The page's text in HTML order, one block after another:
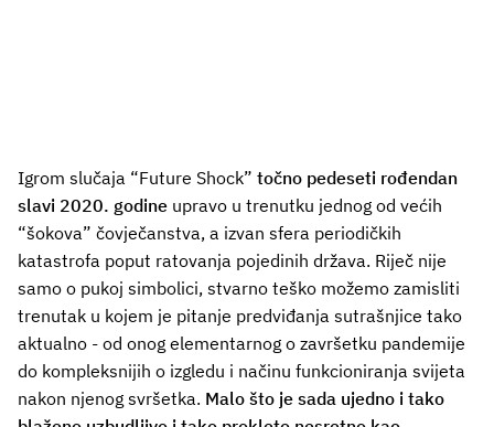
Igrom slučaja “Future Shock” točno pedeseti rođendan
slavi 2020. godine upravo u trenutku jednog od većih
“šokova” čovječanstva, a izvan sfera periodičkih
katastrofa poput ratovanja pojedinih država. Riječ nije
samo o pukoj simbolici, stvarno teško možemo zamisliti
trenutak u kojem je pitanje predviđanja sutrašnjice tako
aktualno - od onog elementarnog o završetku pandemije
do kompleksnijih o izgledu i načinu funkcioniranja svijeta
nakon njenog svršetka. Malo što je sada ujedno i tako